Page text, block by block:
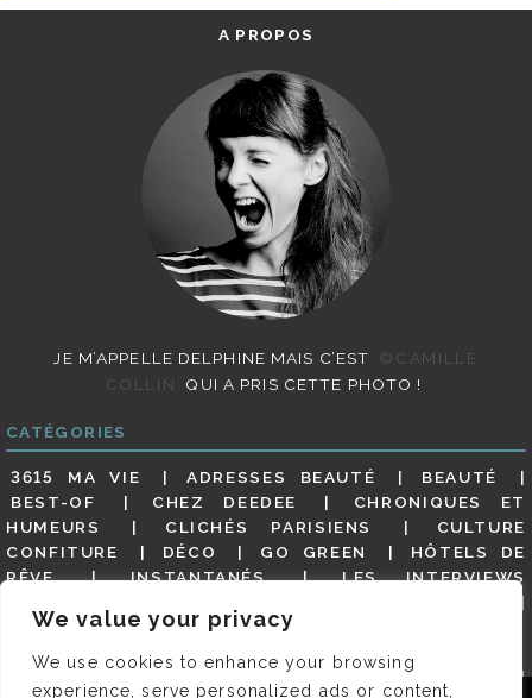
We value your privacy
We use cookies to enhance your browsing
experience, serve personalized ads or content,
A PROPOS
JE M’APPELLE DELPHINE MAIS C’EST
©CAMILLE
COLLIN
QUI A PRIS CETTE PHOTO !
CATÉGORIES
3615 MA VIE ADRESSES BEAUTÉ
BEAUTÉ
BEST-OF
CHEZ DEEDEE
CHRONIQUES ET
HUMEURS
CLICHÉS PARISIENS
CULTURE
CONFITURE
DÉCO GO GREEN
HÔTELS DE
RÊVE
INSTANTANÉS
LES INTERVIEWS
MES ADRESSES
MODE
(BUT GOODIES)
PAR ICI LE MAGOT !
PARIS EN PHOTOS
RESTAURANTS